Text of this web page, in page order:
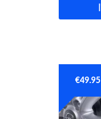
€49.95